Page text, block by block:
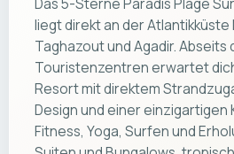
Das 5-Sterne Paradis Plage
liegt direkt an der Atlantikküste
Taghazout und Agadir. Abseits
Touristenzentren erwartet
Resort mit direktem
Design und einer einzigartigen
Fitness, Yoga, Surfen und